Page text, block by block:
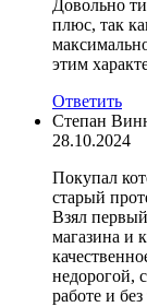
Довольно
плюс, так
этим
Ответить
Степан
28.10.2024
Покупал
старый
Взял
магазина и
недорогой,
работе и